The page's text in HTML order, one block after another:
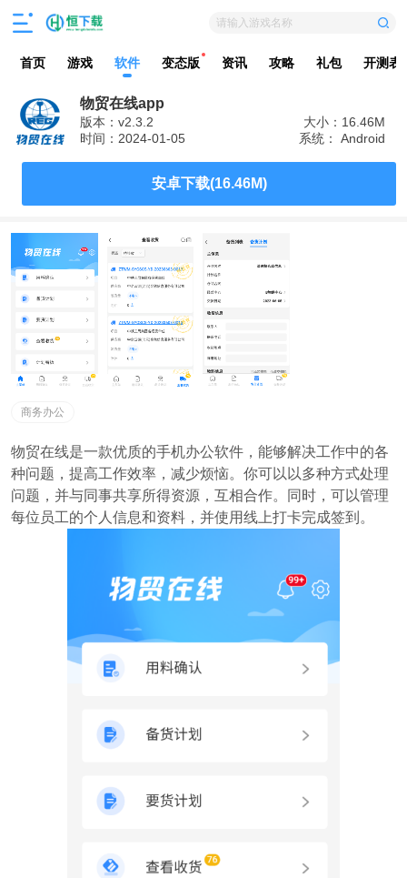
请输入游戏名称
首页 游戏 软件 变态版 资讯 攻略 礼包 开测表
物贸在线app
版本：v2.3.2
大小：16.46M
时间：2024-01-05
系统： Android
安卓下载(16.46M)
商务办公
物贸在线是一款优质的手机办公软件，能够解决工作中的各
种问题，提高工作效率，减少烦恼。你可以以多种方式处理
问题，并与同事共享所得资源，互相合作。同时，可以管理
每位员工的个人信息和资料，并使用线上打卡完成签到。